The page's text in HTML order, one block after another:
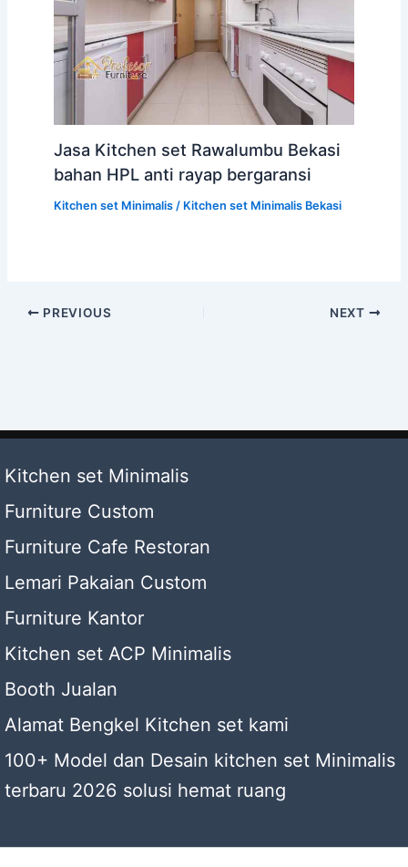
Jasa Kitchen set Rawalumbu Bekasi
bahan HPL anti rayap bergaransi
Kitchen set Minimalis/ Kitchen set Minimalis Bekasi
PREVIOUS NEXT
Kitchen set Minimalis
Furniture Custom
Furniture Cafe Restoran
Lemari Pakaian Custom
Furniture Kantor
Kitchen set ACP Minimalis
Booth Jualan
Alamat Bengkel Kitchen set kami
100+ Model dan Desain kitchen set Minimalis
terbaru 2026 solusi hemat ruang